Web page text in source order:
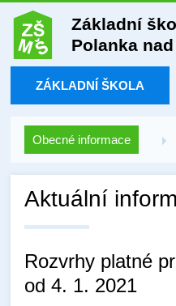
Základní
Polanka
ZÁKLADNÍ ŠKOLA
Obecné informace
Aktuální
Rozvrhy platné
od 4. 1. 2021